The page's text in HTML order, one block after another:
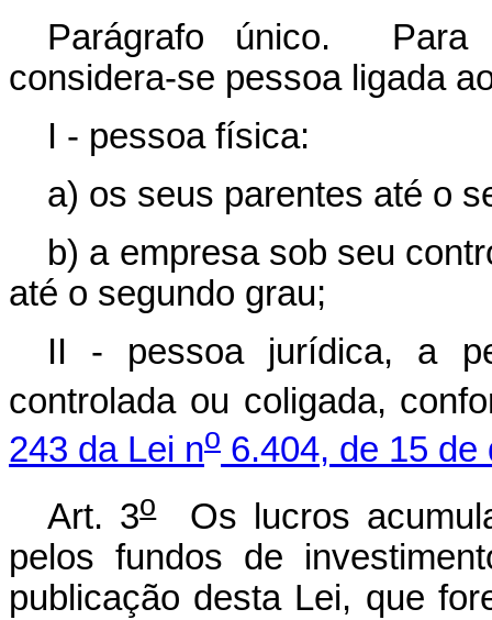
Parágrafo único. Para
considera-se pessoa ligada
I - pessoa física:
a) os seus parentes até o
b) a empresa sob seu
até o segundo grau;
II - pessoa jurídica, a
controlada ou coligada,
243 da Lei no 6.404, de 15 de
Art. 3oOs lucros
pelos fundos de
publicação desta Lei, que